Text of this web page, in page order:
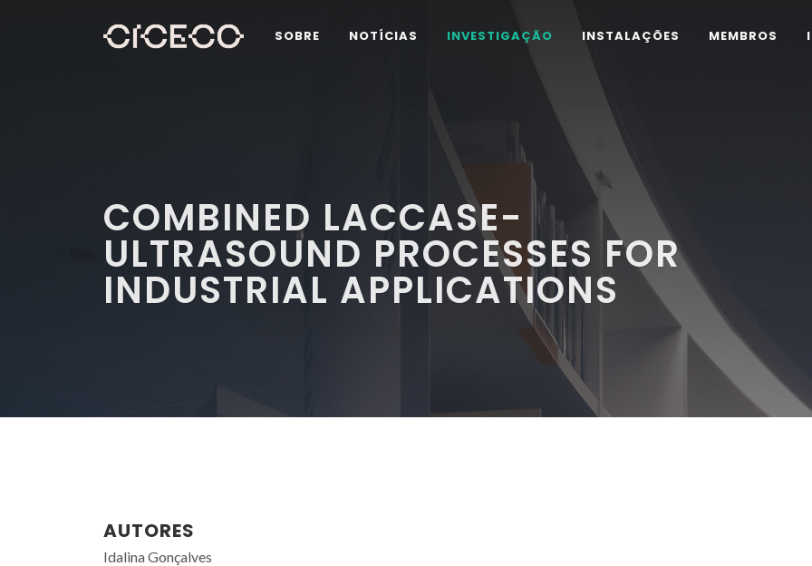
SOBRE NOTÍCIAS INVESTIGAÇÃO INSTALAÇÕES MEMBROS
COMBINED LACCASE-
ULTRASOUND PROCESSES FOR
INDUSTRIAL APPLICATIONS
AUTORES
Idalina Gonçalves